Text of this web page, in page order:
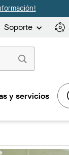
Soporte
y servicios